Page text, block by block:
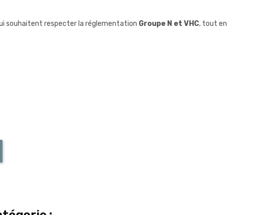
souhaitent respecter la réglementation Groupe N et VHC, tout en